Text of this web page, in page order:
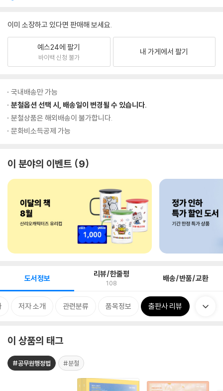
이미 소장하고 있다면 판매해 보세요.
예스24에 팔기
바이백 신청 불가
내 가게에서 팔기
국내배송만 가능
분철옵션 선택 시, 배송일이 변경될 수 있습니다.
분철상품은 해외배송이 불가합니다.
문화비소득공제 가능
이 분야의 이벤트 9
도서정보 리뷰/한줄평
108 배송/반품/교환
저자 소개 관련분류 품목정보 출판사 리뷰
이 상품의 태그
#공무원행정법 #분철